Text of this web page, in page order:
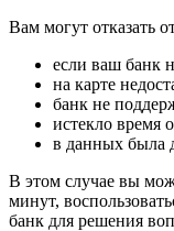
Вам могут отказать
если ваш банк
на карте
банк не
истекло время
в данных была
В этом случае вы
минут,
банк для решения